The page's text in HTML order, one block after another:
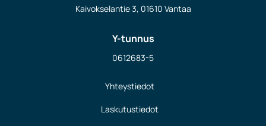
Kaivokselantie 3, 01610 Vantaa
Y-tunnus
0612683-5
Yhteystiedot
Laskutustiedot